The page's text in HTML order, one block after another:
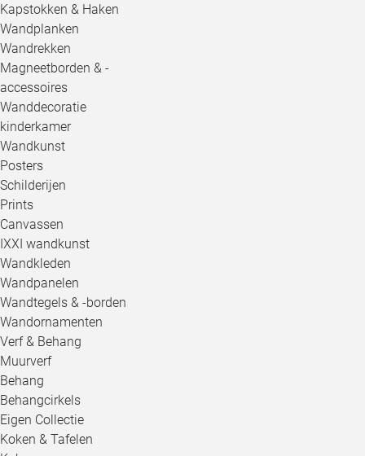
Kapstokken & Haken
Wandplanken
Wandrekken
Magneetborden & -
accessoires
Wanddecoratie
kinderkamer
Wandkunst
Posters
Schilderijen
Prints
Canvassen
IXXI wandkunst
Wandkleden
Wandpanelen
Wandtegels & -borden
Wandornamenten
Verf & Behang
Muurverf
Behang
Behangcirkels
Eigen Collectie
Koken & Tafelen